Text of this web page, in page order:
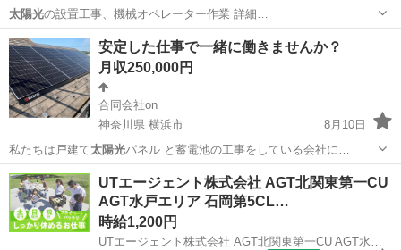
太陽光の設置工事、機械オペレーター作業 詳細…
熊本 八代市 土木
安定した仕事で一緒に働きませんか？
月収250,000円
合同会社on
神奈川県 横浜市
8月10日
私たちは戸建て太陽光パネル と蓄電池の工事をしている会社に…
神奈川 横浜市 太陽光
UTエージェント株式会社 AGT北関東第一CU
AGT水戸エリア 石岡第5CL…
時給1,200円